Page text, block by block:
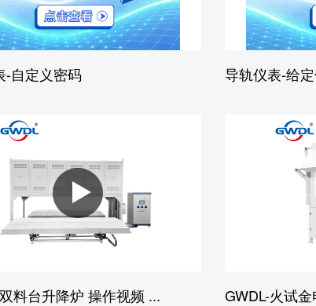
-自定义密码 导轨仪表-给
料台升降炉 操作视频 ... GWDL-火试